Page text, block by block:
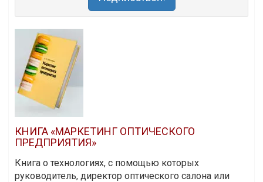
КНИГА «МАРКЕТИНГ ОПТИЧЕСКОГО
ПРЕДПРИЯТИЯ»
Книга о технологиях, с помощью которых
руководитель, директор оптического салона или